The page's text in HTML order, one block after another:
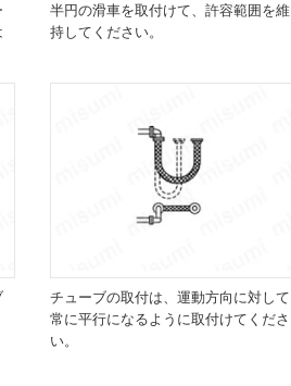
半円の滑車を取付けて、許容範囲を維
持してください。
チューブの取付は、運動方向に対して
常に平行になるように取付けてくださ
い。